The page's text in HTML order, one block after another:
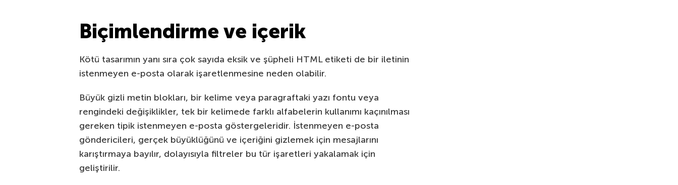
Biçimlendirme ve içerik
Kötü tasarımın yanı sıra çok sayıda eksik ve şüpheli HTML etiketi de bir iletinin
istenmeyen e-posta olarak işaretlenmesine neden olabilir.
Büyük gizli metin blokları, bir kelime veya paragraftaki yazı fontu veya
rengindeki değişiklikler, tek bir kelimede farklı alfabelerin kullanımı kaçınılması
gereken tipik istenmeyen e-posta göstergeleridir. İstenmeyen e-posta
göndericileri, gerçek büyüklüğünü ve içeriğini gizlemek için mesajlarını
karıştırmaya bayılır, dolayısıyla filtreler bu tür işaretleri yakalamak için
geliştirilir.